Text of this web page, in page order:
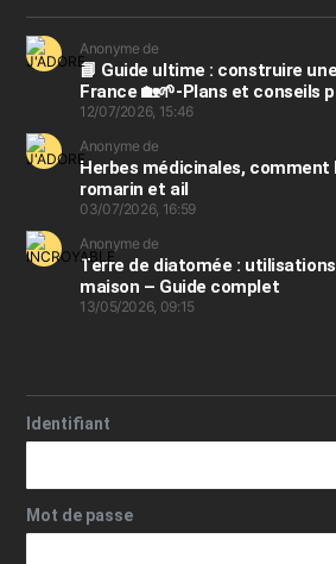
Anonyme de
📘 Guide ultime : construire
France 🏡🌱-Plans et conseils
12/07/2026, 15:46
Anonyme de
Herbes médicinales,
romarin et ail
03/07/2026, 16:59
Anonyme de
Terre de diatomée :
maison – Guide complet
13/05/2026, 09:15
Identifiant
Mot de passe